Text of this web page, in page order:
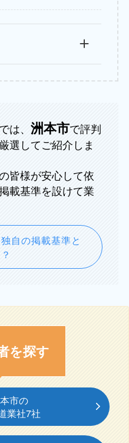
は、 洲本市で評判
選してご紹介しま
皆様が安心して依
載基準を設けて業
自の掲載基準と
を探す
市の
業社7社